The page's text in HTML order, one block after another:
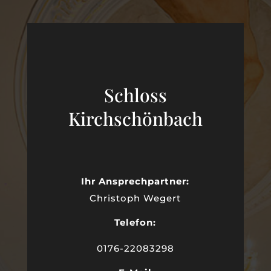
Schloss
Kirchschönbach
Ihr Ansprechpartner:
Christoph Wegert
Telefon:
0176-22083298